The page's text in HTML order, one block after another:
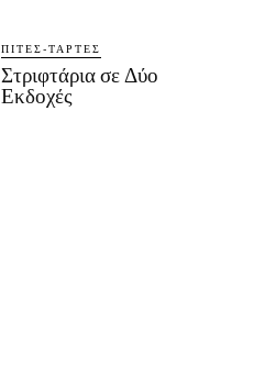
ΠΊΤΕΣ-ΤΆΡΤΕΣ
Στριφτάρια σε Δύο
Εκδοχές